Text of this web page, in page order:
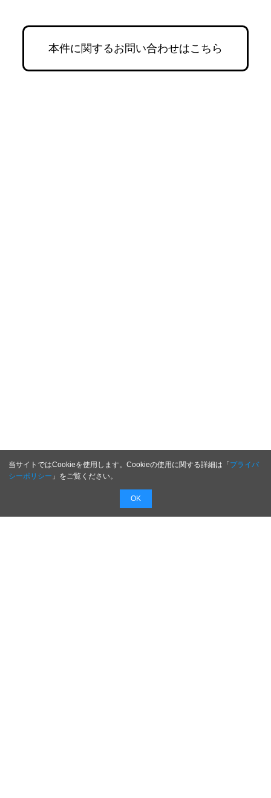
当サイトではCookieを使用します。Cookieの使用に関する詳細は「プライバ
シーポリシー 」をご覧ください。
OK
本件に関するお問い合わせはこちら